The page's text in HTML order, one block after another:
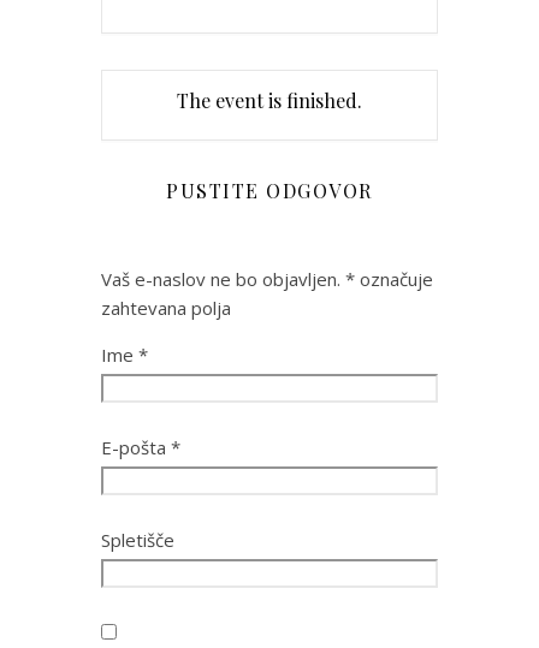
The event is finished.
PUSTITE ODGOVOR
Vaš e-naslov ne bo objavljen. * označuje
zahtevana polja
Ime *
E-pošta *
Spletišče